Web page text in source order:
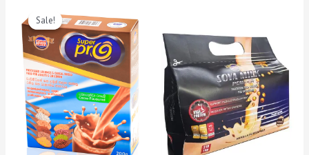
Sale!
Sale!
price
was:
රු700.
price
is:
රු680.